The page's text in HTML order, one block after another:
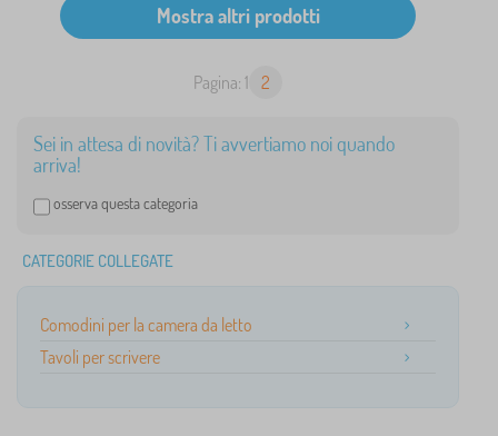
Pagina: 1 2
Sei in attesa di novità? Ti avvertiamo noi quando
arriva!
osserva questa categoria
CATEGORIE COLLEGATE
Comodini per la camera da letto
Tavoli per scrivere